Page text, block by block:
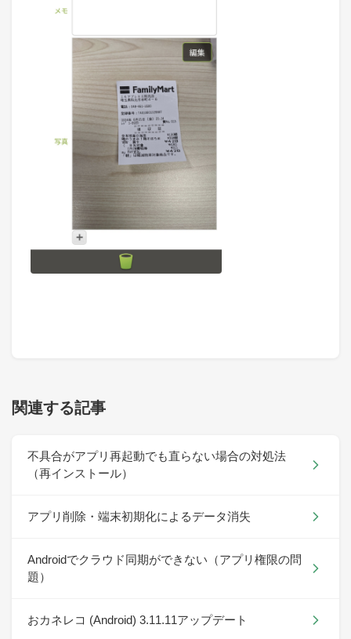
関連する記事
不具合がアプリ再起動でも直らない場合の対処法
（再インストール）
アプリ削除・端末初期化によるデータ消失
Androidでクラウド同期ができない（アプリ権限の問
題）
おカネレコ (Android) 3.11.11アップデート